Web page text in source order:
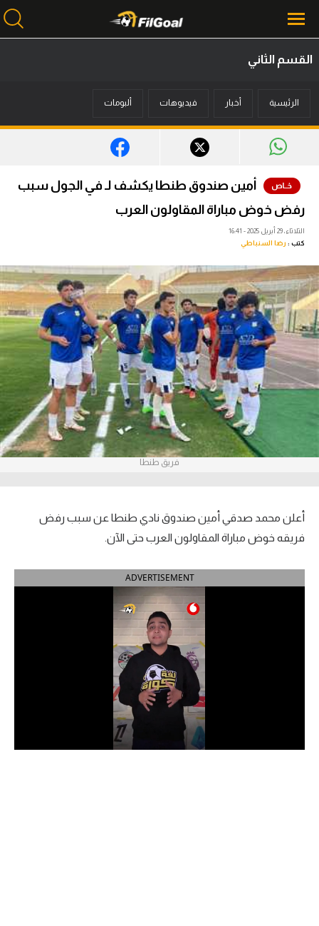
أخبار
ميركاتو
فانتازي في الجول
فيديوهات
عدسات
آراء حرة
ركن الألعاب
أمريكا 2026
الدوري الإسباني
الدوري الإيطالي
الدوري السعودي للمحترفين
دوري أبطال إفريقيا
القسم الثاني
الرئيسية أخبار فيديوهات ألبومات
أمين صندوق طنطا يكشف لـ في الجول سبب
رفض خوض مباراة المقاولون العرب
الثلاثاء، 29 أبريل 2025 - 16:41
كتب : رضا السنباطي
فريق طنطا
أعلن محمد صدقي أمين صندوق نادي طنطا عن سبب رفض
فريقه خوض مباراة المقاولون العرب حتى الآن.
ADVERTISEMENT